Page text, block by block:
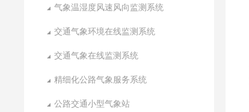
气象温湿度风速风向监测系统
交通气象环境在线监测系统
交通气象在线监测系统
精细化公路气象服务系统
公路交通小型气象站